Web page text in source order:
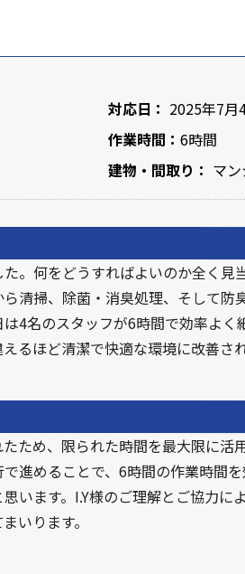
対応日： 2025年7月
作業時間： 6時間
建物・間取り： マ
。何をどうすればよいのか全く
清掃、除菌・消臭処理、そして
4名のスタッフが6時間で効率よ
るほど清潔で快適な環境に改善さ
ため、限られた時間を最大限に
進めることで、6時間の作業時間
います。I.Y様のご理解とご協力に
いります。